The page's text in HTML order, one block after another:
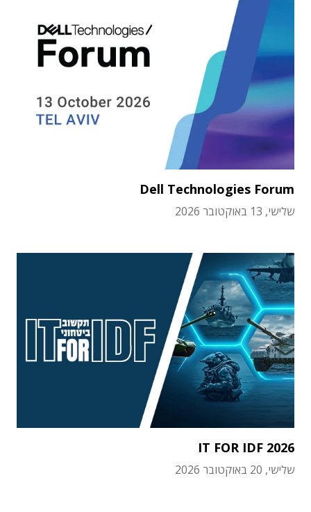
Dell Technologies Forum
שלישי, 13 באוקטובר 2026
IT FOR IDF 2026
שלישי, 20 באוקטובר 2026